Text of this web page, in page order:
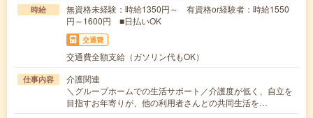
時給
無資格未経験：時給1350円～ 有資格or経験者：時給1550
円～1600円 ■日払いOK
交通費
交通費全額支給（ガソリン代もOK）
仕事内容
介護関連
＼グループホームでの生活サポート／介護度が低く、自立を
目指すお年寄りが、他の利用者さんとの共同生活を…